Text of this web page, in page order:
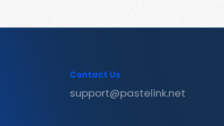
Contact Us
support@pastelink.net